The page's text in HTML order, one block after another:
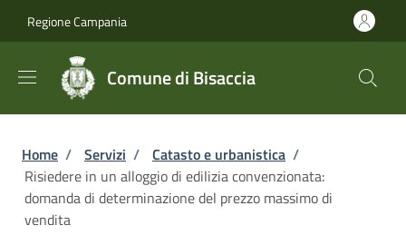
Regione Campania
Comune di Bisaccia
Briciole di pane
Home / Servizi / Catasto e urbanistica /
Risiedere in un alloggio di edilizia convenzionata:
domanda di determinazione del prezzo massimo di
vendita